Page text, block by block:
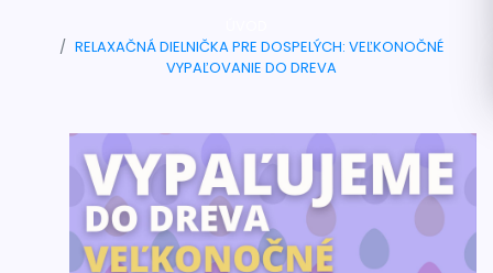
RELAXAČNÁ DIELNIČKA PRE DOSPELÝCH: VEĽKONOČNÉ
VYPAĽOVANIE DO DREVA